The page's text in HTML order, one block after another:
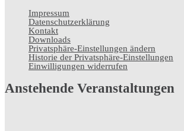
Impressum
Datenschutz­erklärung
Kontakt
Downloads
Privatsphäre-Einstellungen ändern
Historie der Privatsphäre-Einstellungen
Einwilligungen widerrufen
Anstehende Veranstaltungen